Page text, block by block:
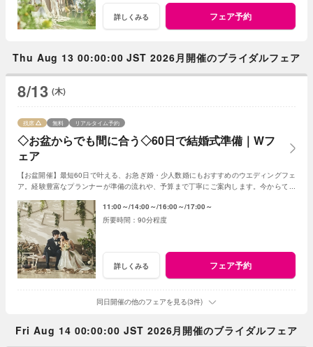
詳しくみる フェア予約
Thu Aug 13 00:00:00 JST 2026月開催のブライダルフェア
8/13 (木)
◇お盆からでも間に合う◇60日で結婚式準備｜Wフ
ェア
残席 無料 リアルタイム予約
【お盆開催】最短60日で叶える、お急ぎ婚・少人数婚にもおすすめのウエディングフェ
ア。経験豊富なプランナーが準備の流れや、予算まで丁寧にご案内します。今からでも
11:00～ 14:00～ 16:00～ 17:00～
90分程度
詳しくみる フェア予約
同日開催の他のフェアを見る(3件)
Fri Aug 14 00:00:00 JST 2026月開催のブライダルフェア